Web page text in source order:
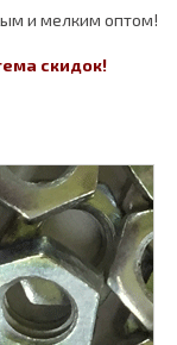
и мелким оптом!
скидок!